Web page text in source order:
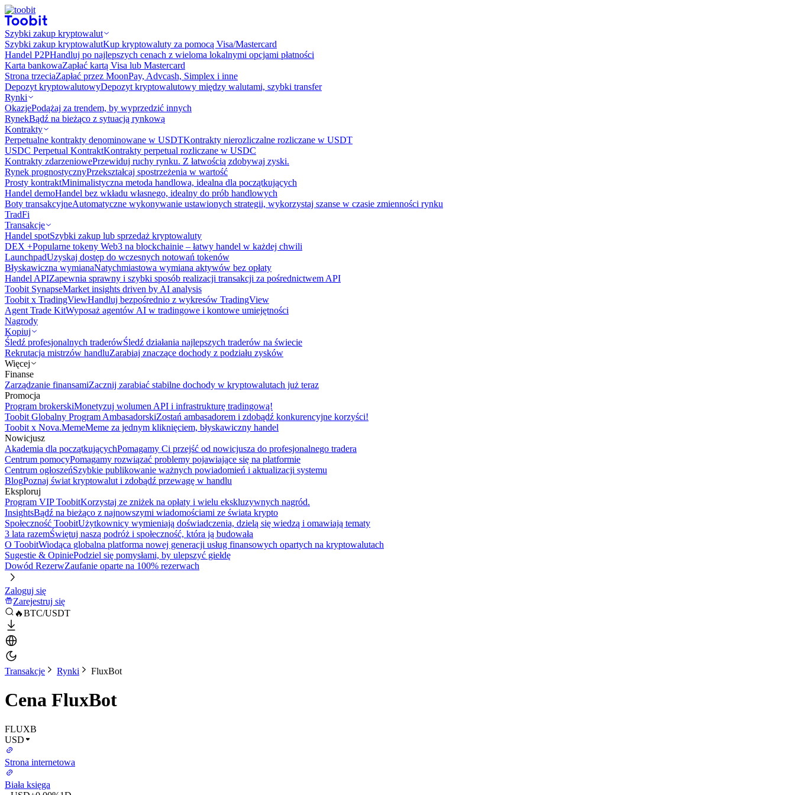
Szybki zakup kryptowalut
Szybki zakup kryptowalutKup kryptowaluty za pomocą Visa/Mastercard
Handel P2PHandluj po najlepszych cenach z wieloma lokalnymi opcjami płatności
Karta bankowaZapłać kartą Visa lub Mastercard
Strona trzeciaZapłać przez MoonPay, Advcash, Simplex i inne
Depozyt kryptowalutowyDepozyt kryptowalutowy między walutami, szybki transfer
Rynki
OkazjePodążaj za trendem, by wyprzedzić innych
RynekBądź na bieżąco z sytuacją rynkową
Kontrakty
Perpetualne kontrakty denominowane w USDTKontrakty nierozliczalne rozliczane w USDT
USDC Perpetual KontraktKontrakty perpetual rozliczane w USDC
Kontrakty zdarzeniowePrzewiduj ruchy rynku. Z łatwością zdobywaj zyski.
Rynek prognostyczny​​Przekształcaj spostrzeżenia w wartość
Prosty kontraktMinimalistyczna metoda handlowa, idealna dla początkujących
Handel demoHandel bez wkładu własnego, idealny do prób handlowych
Boty transakcyjneAutomatyczne wykonywanie ustawionych strategii, wykorzystaj szanse w czasie zmienności rynku
TradFi
Transakcje
Handel spotSzybki zakup lub sprzedaż kryptowaluty
DEX +Popularne tokeny Web3 na blockchainie – łatwy handel w każdej chwili
LaunchpadUzyskaj dostęp do wczesnych notowań tokenów
Błyskawiczna wymianaNatychmiastowa wymiana aktywów bez opłaty
Handel APIZapewnia sprawny i szybki sposób realizacji transakcji za pośrednictwem API
Toobit SynapseMarket insights driven by AI analysis
Toobit x TradingViewHandluj bezpośrednio z wykresów TradingView
Agent Trade KitWyposaż agentów AI w tradingowe i kontowe umiejętności
Nagrody
Kopiuj
Śledź profesjonalnych traderówŚledź działania najlepszych traderów na świecie
Rekrutacja mistrzów handluZarabiaj znaczące dochody z podziału zysków
Więcej
Finanse
Zarządzanie finansamiZacznij zarabiać stabilne dochody w kryptowalutach już teraz
Promocja
Program brokerskiMonetyzuj wolumen API i infrastrukturę tradingową!
Toobit Globalny Program AmbasadorskiZostań ambasadorem i zdobądź konkurencyjne korzyści!
Toobit x Nova.MemeMeme za jednym kliknięciem, błyskawiczny handel
Nowicjusz
Akademia dla początkującychPomagamy Ci przejść od nowicjusza do profesjonalnego tradera
Centrum pomocyPomagamy rozwiązać problemy pojawiające się na platformie
Centrum ogłoszeńSzybkie publikowanie ważnych powiadomień i aktualizacji systemu
BlogPoznaj świat kryptowalut i zdobądź przewagę w handlu
Eksploruj
Program VIP ToobitKorzystaj ze zniżek na opłaty i wielu ekskluzywnych nagród.
InsightsBądź na bieżąco z najnowszymi wiadomościami ze świata krypto
Społeczność ToobitUżytkownicy wymieniają doświadczenia, dzielą się wiedzą i omawiają tematy
3 lata razemŚwiętuj naszą podróż i społeczność, która ją budowała
O ToobitWiodąca globalna platforma nowej generacji usług finansowych opartych na kryptowalutach
Sugestie & OpiniePodziel się pomysłami, by ulepszyć giełdę
Dowód RezerwZaufanie oparte na 100% rezerwach
Zaloguj się
Zarejestruj się
🔥BTC/USDT
Transakcje Rynki FluxBot
Cena FluxBot
FLUXB
USD
Strona internetowa
Biała księga